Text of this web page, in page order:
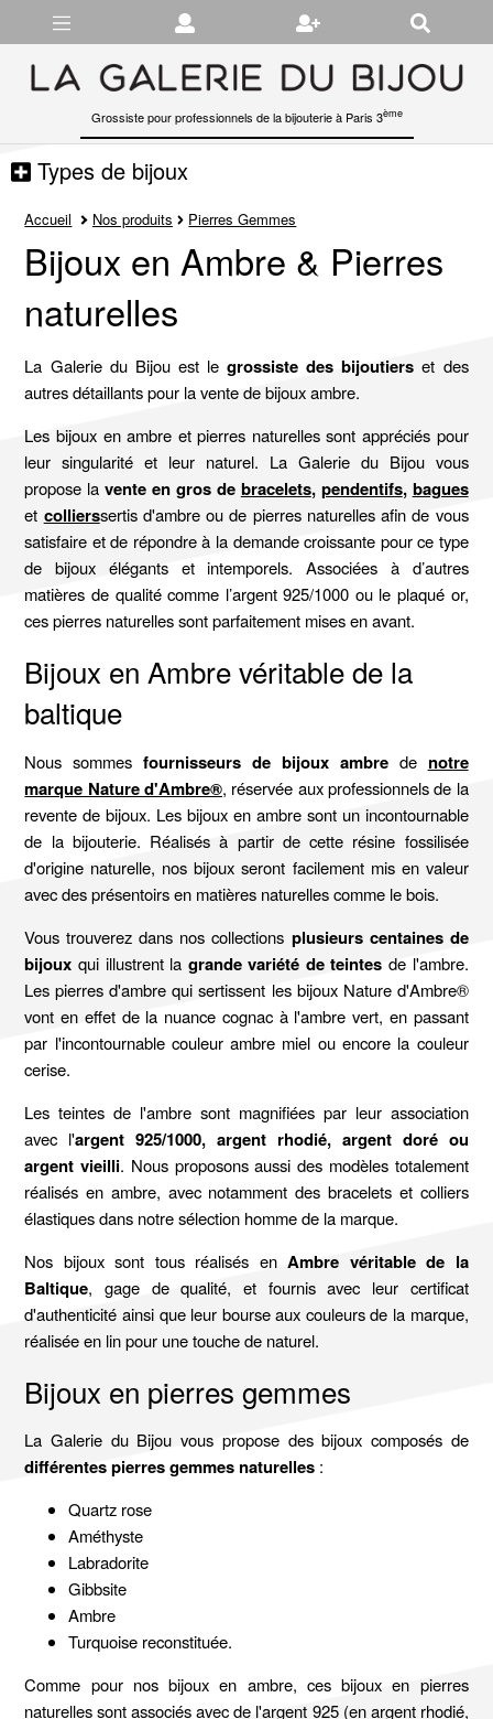
Grossiste pour professionnels de la bijouterie à Paris 3ème
Types de bijoux
Accueil Nos produits Pierres Gemmes
Bijoux en Ambre & Pierres
naturelles
La Galerie du Bijou est legrossiste des bijoutiers et des
autres détaillants pour la vente de bijoux ambre.
Les bijoux en ambre et pierres naturelles sont appréciés pour
leur singularité et leur naturel. La Galerie du Bijou vous
propose lavente en gros de bracelets, pendentifs, bagues
et collierssertis d'ambre ou de pierres naturelles afin de vous
satisfaire et de répondre à la demande croissante pour ce type
de bijoux élégants et intemporels. Associées à d’autres
matières de qualité comme l’argent 925/1000 ou le plaqué or,
ces pierres naturelles sont parfaitement mises en avant.
Bijoux en Ambre véritable de la
baltique
Nous sommesfournisseurs de bijoux ambrede notre
marque Nature d'Ambre®, réservée aux professionnels de la
revente de bijoux. Les bijoux en ambre sont un incontournable
de la bijouterie. Réalisés à partir de cette résine fossilisée
d'origine naturelle, nos bijoux seront facilement mis en valeur
avec des présentoirs en matières naturelles comme le bois.
Vous trouverez dans nos collections plusieurs centaines de
bijoux qui illustrent la grande variété de teintes de l'ambre.
Les pierres d'ambre qui sertissent les bijoux Nature d'Ambre®
vont en effet de la nuance cognac à l'ambre vert, en passant
par l'incontournable couleur ambre miel ou encore la couleur
cerise.
Les teintes de l'ambre sont magnifiées par leur association
avec l'argent 925/1000, argent rhodié, argent doré ou
argent vieilli. Nous proposons aussi des modèles totalement
réalisés en ambre, avec notamment des bracelets et colliers
élastiques dans notre sélection homme de la marque.
Nos bijoux sont tous réalisés enAmbre véritable de la
Baltique, gage de qualité, et fournis avec leur certificat
d'authenticité ainsi que leur bourse aux couleurs de la marque,
réalisée en lin pour une touche de naturel.
Bijoux en pierres gemmes
La Galerie du Bijou vous propose des bijoux composés de
différentes pierres gemmes naturelles :
Quartz rose
Améthyste
Labradorite
Gibbsite
Ambre
Turquoise reconstituée.
Comme pour nos bijoux en ambre, ces bijoux en pierres
naturelles sont associés avec de l'argent 925 (en argent rhodié,
Gérer les préférences en matière de cookies